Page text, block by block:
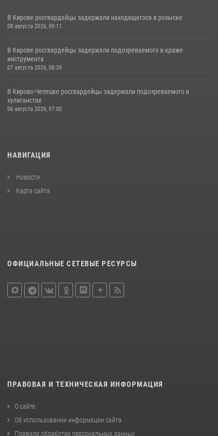
В Кирове росгвардейцы задержали находящегося в розыске
08 августа 2026, 09:11
В Кирове росгвардейцы задержали подозреваемого в краже
инструмента
07 августа 2026, 08:39
В Кирово-Чепецке росгвардейцы задержали подозреваемого в
хулиганстве
06 августа 2026, 07:00
НАВИГАЦИЯ
Новости
Карта сайта
ОФИЦИАЛЬНЫЕ СЕТЕВЫЕ РЕСУРСЫ
ПРАВОВАЯ И ТЕХНИЧЕСКАЯ ИНФОРМАЦИЯ
О сайте
Об использовании информации сайта
Правила обработки персональных данных